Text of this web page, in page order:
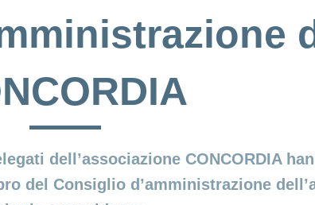
dell’associazione CONCORDIA
del Consiglio d’amministrazione